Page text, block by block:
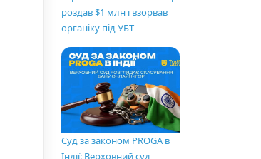
роздав $1 млн і взорвав
органіку під УБТ
Суд за законом PROGA в
Індії: Верховний суд